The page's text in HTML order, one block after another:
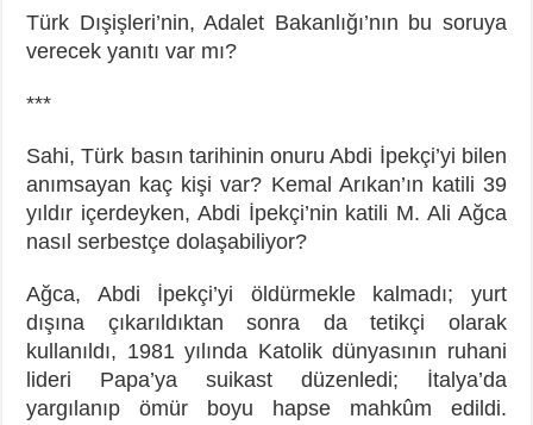
Türk Dışişleri’nin, Adalet Bakanlığı’nın bu soruya
verecek yanıtı var mı?
***
Sahi, Türk basın tarihinin onuru Abdi İpekçi’yi bilen
anımsayan kaç kişi var? Kemal Arıkan’ın katili 39
yıldır içerdeyken, Abdi İpekçi’nin katili M. Ali Ağca
nasıl serbestçe dolaşabiliyor?
Ağca, Abdi İpekçi’yi öldürmekle kalmadı; yurt
dışına çıkarıldıktan sonra da tetikçi olarak
kullanıldı, 1981 yılında Katolik dünyasının ruhani
lideri Papa’ya suikast düzenledi; İtalya’da
yargılanıp ömür boyu hapse mahkûm edildi.